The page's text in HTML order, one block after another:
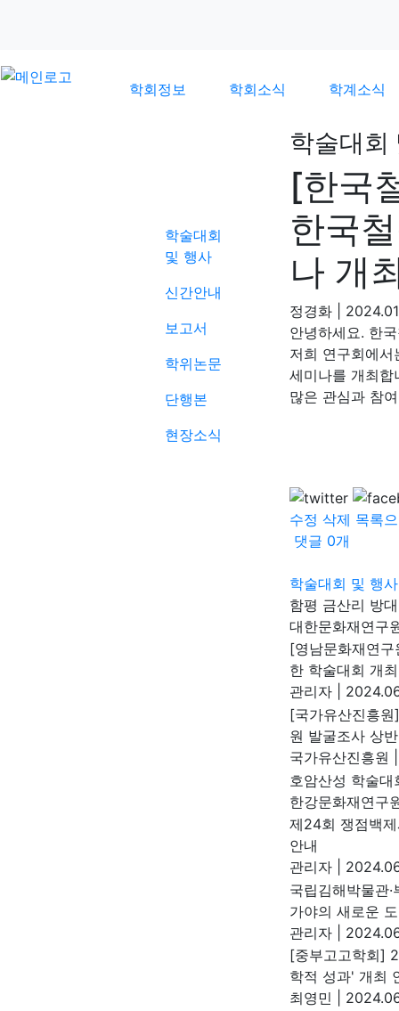
학회정보 학회소식 학계소식
학술대회
및 행사
신간안내
보고서
학위논문
단행본
현장소식
학술대회
[한국
한국
나 개
정경화
안녕하세요. 한
저희 연구회에
세미나를 개최합
많은 관심과 참
수정 삭제 목록
댓글 0개
학술대회 및 행사
함평 금산리 방
대한문화재연구
[영남문화재연
한 학술대회 개
관리자
[국가유산진흥
원 발굴조사 상
국가유산진흥원
호암산성 학술
한강문화재연구
제24회 쟁점백
안내
관리자
국립김해박물관
가야의 새로운
관리자
[중부고고학회]
학적 성과' 개최
최영민